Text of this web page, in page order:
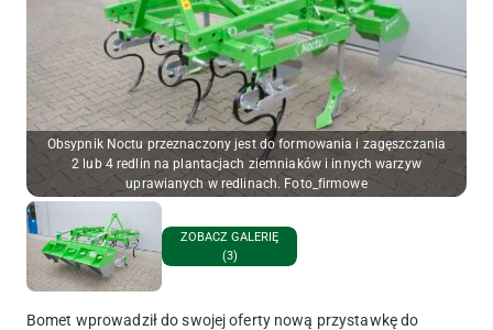
Obsypnik Noctu przeznaczony jest do formowania i zagęszczania
2 lub 4 redlin na plantacjach ziemniaków i innych warzyw
uprawianych w redlinach. Foto_firmowe
ZOBACZ GALERIĘ
(3)
Bomet wprowadził do swojej oferty nową przystawkę do